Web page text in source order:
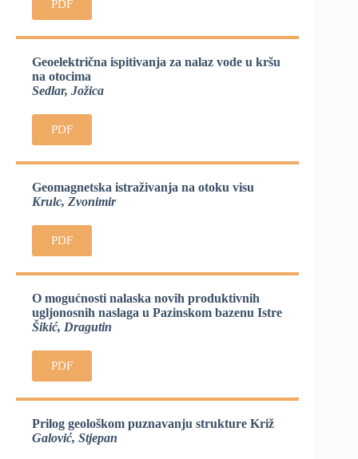
PDF
Geoelektrična ispitivanja za nalaz vode u kršu
na otocima
Sedlar, Jožica
PDF
Geomagnetska istraživanja na otoku visu
Krulc, Zvonimir
PDF
O mogućnosti nalaska novih produktivnih
ugljonosnih naslaga u Pazinskom bazenu Istre
Šikić, Dragutin
PDF
Prilog geološkom puznavanju strukture Križ
Galović, Stjepan